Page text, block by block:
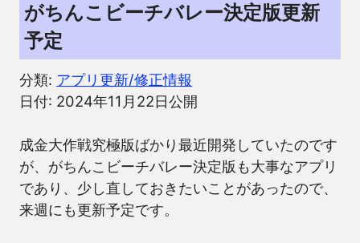
がちんこビーチバレー決定版更新
予定
分類: アプリ更新/修正情報
日付: 2024年11月22日公開
成金大作戦究極版ばかり最近開発していたのです
が、がちんこビーチバレー決定版も大事なアプリ
であり、少し直しておきたいことがあったので、
来週にも更新予定です。